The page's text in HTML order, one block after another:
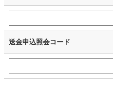
送金申込照会コード